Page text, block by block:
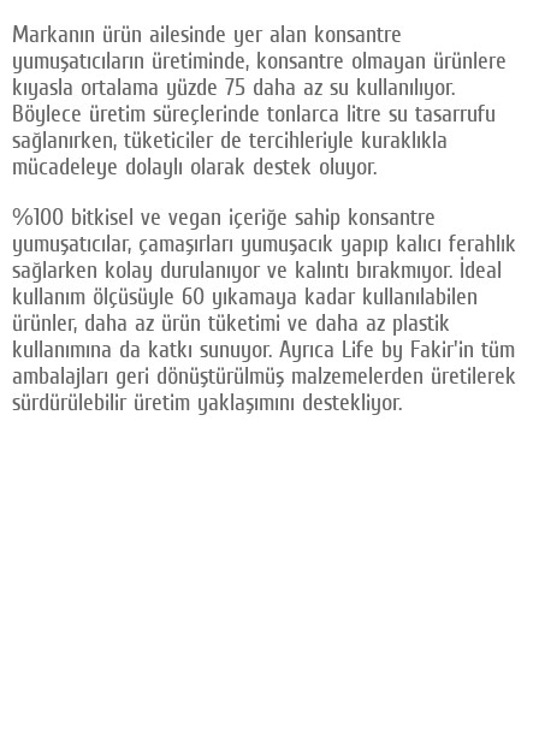
Markanın ürün ailesinde yer alan konsantre
yumuşatıcıların üretiminde, konsantre olmayan ürünlere
kıyasla ortalama yüzde 75 daha az su kullanılıyor.
Böylece üretim süreçlerinde tonlarca litre su tasarrufu
sağlanırken, tüketiciler de tercihleriyle kuraklıkla
mücadeleye dolaylı olarak destek oluyor.
%100 bitkisel ve vegan içeriğe sahip konsantre
yumuşatıcılar, çamaşırları yumuşacık yapıp kalıcı ferahlık
sağlarken kolay durulanıyor ve kalıntı bırakmıyor. İdeal
kullanım ölçüsüyle 60 yıkamaya kadar kullanılabilen
ürünler, daha az ürün tüketimi ve daha az plastik
kullanımına da katkı sunuyor. Ayrıca Life by Fakir'in tüm
ambalajları geri dönüştürülmüş malzemelerden üretilerek
sürdürülebilir üretim yaklaşımını destekliyor.